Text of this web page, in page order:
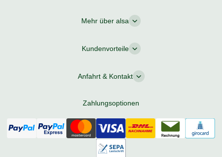
Mehr über alsa
Kundenvorteile
Anfahrt & Kontakt
Zahlungsoptionen